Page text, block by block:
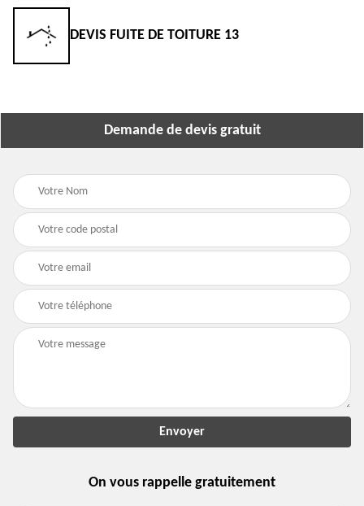
DEVIS FUITE DE TOITURE 13
Demande de devis gratuit
On vous rappelle gratuitement